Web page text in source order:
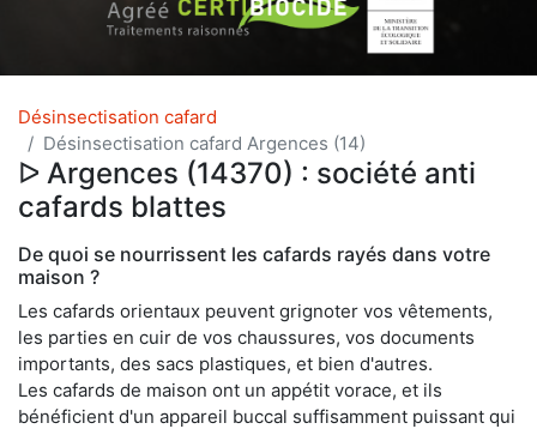
Désinsectisation cafard
Désinsectisation cafard Argences (14)
ᐅ Argences (14370) : société anti
cafards blattes
De quoi se nourrissent les cafards rayés dans votre
maison ?
Les cafards orientaux peuvent grignoter vos vêtements,
les parties en cuir de vos chaussures, vos documents
importants, des sacs plastiques, et bien d'autres.
Les cafards de maison ont un appétit vorace, et ils
bénéficient d'un appareil buccal suffisamment puissant qui